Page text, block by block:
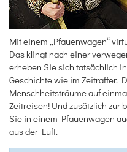
Mit einem „Pfauenwagen“
Das klingt nach einer
erheben Sie sich tatsächlich
Geschichte wie im Zeitraffer.
Menschheitsträume auf
Zeitreisen! Und zusätzlich zur
Sie in einem Pfauenwagen
aus der Luft.